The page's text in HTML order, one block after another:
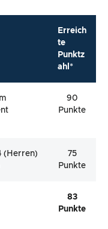
Erreich
te
Punktz
ahl*
90
Punkte
(Herren)
75
Punkte
83
Punkte